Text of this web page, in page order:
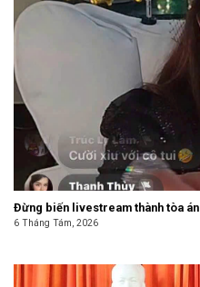
Đừng biến livestream thành tòa án
6 Tháng Tám, 2026